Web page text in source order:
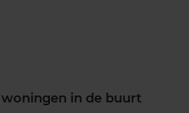
in de buurt